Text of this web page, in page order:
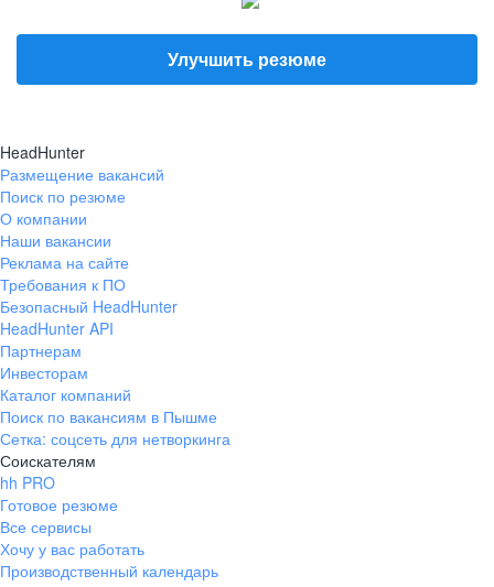
Улучшить резюме
HeadHunter
Размещение вакансий
Поиск по резюме
О компании
Наши вакансии
Реклама на сайте
Требования к ПО
Безопасный HeadHunter
HeadHunter API
Партнерам
Инвесторам
Каталог компаний
Поиск по вакансиям в Пышме
Сетка: соцсеть для нетворкинга
Соискателям
hh PRO
Готовое резюме
Все сервисы
Хочу у вас работать
Производственный календарь